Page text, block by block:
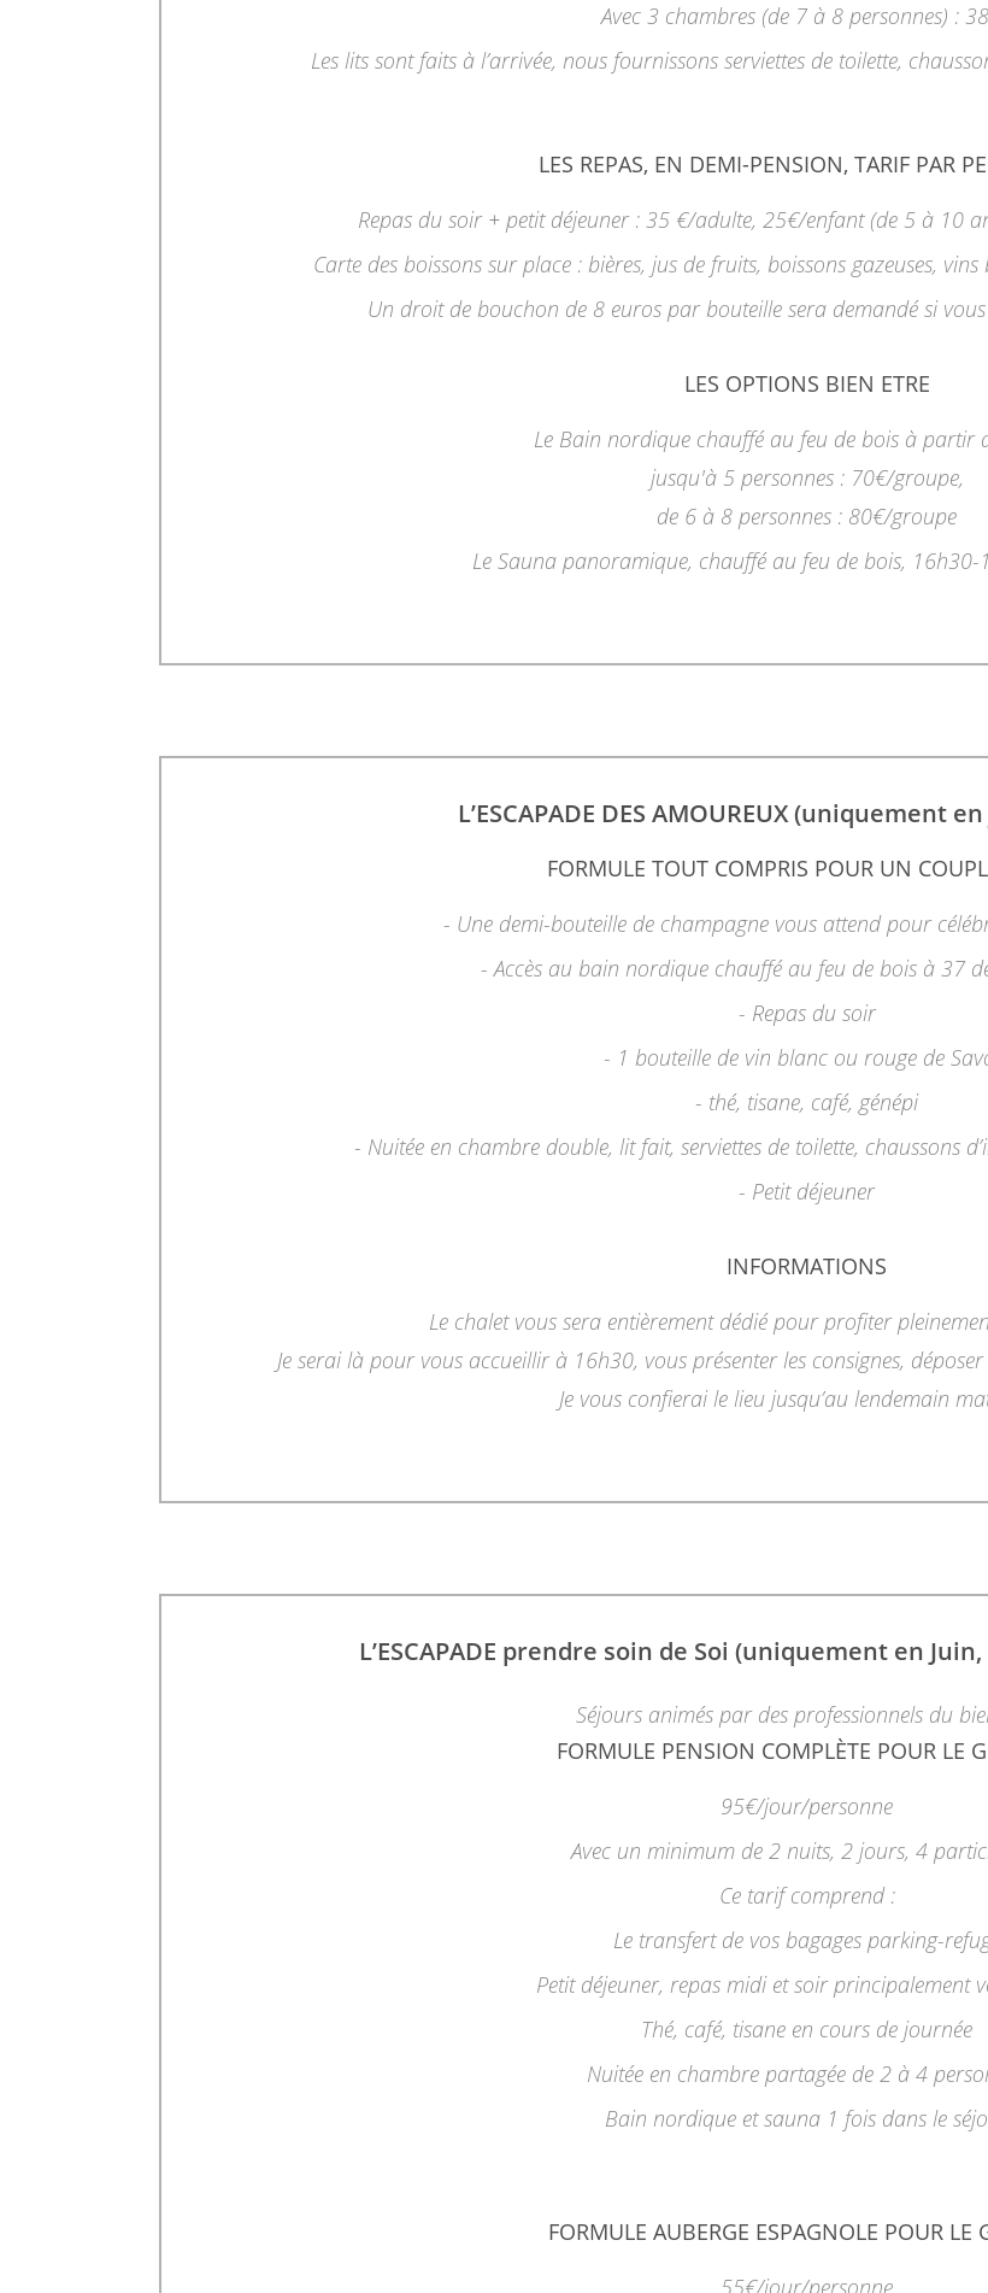
Avec 3 chambres (de 7 à 8 personnes) :
Les lits sont faits à l’arrivée, nous fournissons serviettes de toilette,
LES REPAS, EN DEMI-PENSION, TARIF PAR
Repas du soir + petit déjeuner : 35 €/adulte, 25€/enfant (de 5 à 10
Carte des boissons sur place : bières, jus de fruits, boissons gazeuses,
Un droit de bouchon de 8 euros par bouteille sera demandé si
LES OPTIONS BIEN ETRE
Le Bain nordique chauffé au feu de bois à partir
jusqu'à 5 personnes : 70€/groupe,
de 6 à 8 personnes : 80€/groupe
Le Sauna panoramique, chauffé au feu de bois,
L’ESCAPADE DES AMOUREUX (uniquement
FORMULE TOUT COMPRIS POUR UN
- Une demi-bouteille de champagne vous attend pour
- Accès au bain nordique chauffé au feu de bois à 37
- Repas du soir
- 1 bouteille de vin blanc ou rouge de
- thé, tisane, café, génépi
- Nuitée en chambre double, lit fait, serviettes de toilette, chaussons
- Petit déjeuner
INFORMATIONS
Le chalet vous sera entièrement dédié pour profiter
Je serai là pour vous accueillir à 16h30, vous présenter les consignes,
Je vous confierai le lieu jusqu’au lendemain
L’ESCAPADE prendre soin de Soi (uniquement en
Séjours animés par des professionnels du
FORMULE PENSION COMPLÈTE POUR LE
95€/jour/personne
Avec un minimum de 2 nuits, 2 jours, 4
Ce tarif comprend :
Le transfert de vos bagages parking-
Petit déjeuner, repas midi et soir principalement
Thé, café, tisane en cours de journée
Nuitée en chambre partagée de 2 à 4
Bain nordique et sauna 1 fois dans le
FORMULE AUBERGE ESPAGNOLE POUR LE
55€/jour/personne